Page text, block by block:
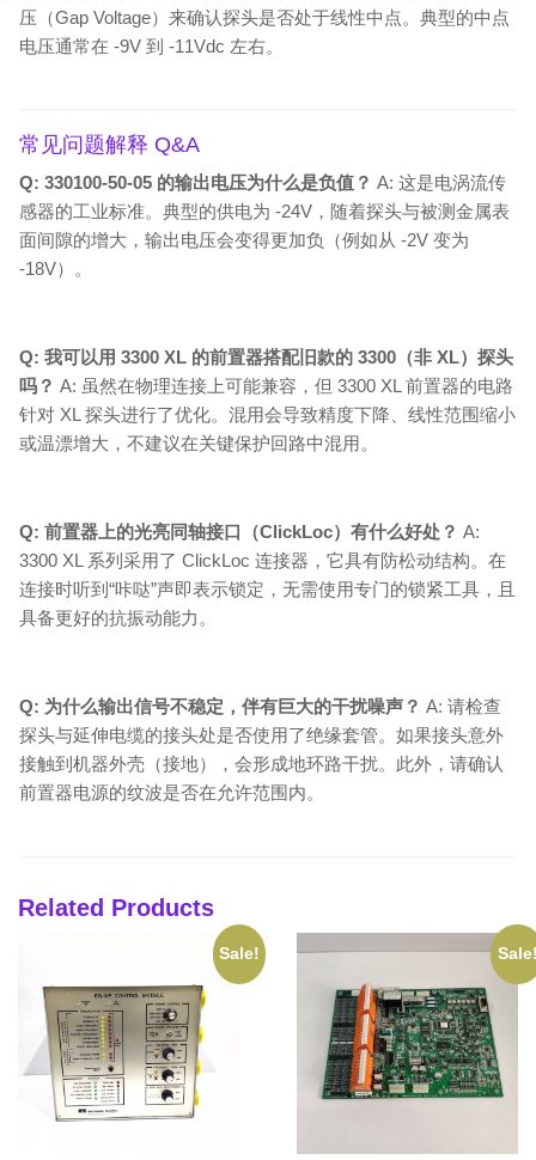
压（Gap Voltage）来确认探头是否处于线性中点。典型的中点
电压通常在 -9V 到 -11Vdc 左右。
常见问题解释 Q&A
Q: 330100-50-05 的输出电压为什么是负值？ A: 这是电涡流传
感器的工业标准。典型的供电为 -24V，随着探头与被测金属表
面间隙的增大，输出电压会变得更加负（例如从 -2V 变为
-18V）。
Q: 我可以用 3300 XL 的前置器搭配旧款的 3300（非 XL）探头
吗？ A: 虽然在物理连接上可能兼容，但 3300 XL 前置器的电路
针对 XL 探头进行了优化。混用会导致精度下降、线性范围缩小
或温漂增大，不建议在关键保护回路中混用。
Q: 前置器上的光亮同轴接口（ClickLoc）有什么好处？ A:
3300 XL 系列采用了 ClickLoc 连接器，它具有防松动结构。在
连接时听到“咔哒”声即表示锁定，无需使用专门的锁紧工具，且
具备更好的抗振动能力。
Q: 为什么输出信号不稳定，伴有巨大的干扰噪声？ A: 请检查
探头与延伸电缆的接头处是否使用了绝缘套管。如果接头意外
接触到机器外壳（接地），会形成地环路干扰。此外，请确认
前置器电源的纹波是否在允许范围内。
Related Products
Sale!